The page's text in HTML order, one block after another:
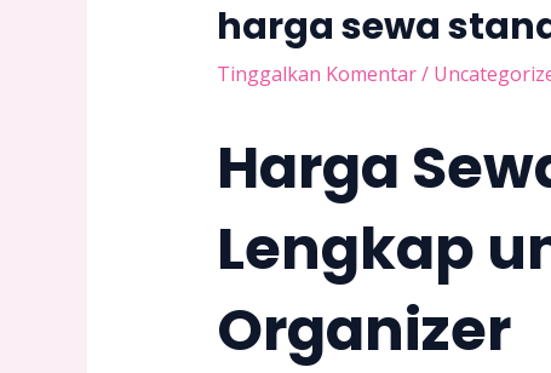
harga sewa
Tinggalkan Komentar/
Harga
Lengkap
Organizer